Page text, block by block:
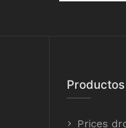
Productos
Prices